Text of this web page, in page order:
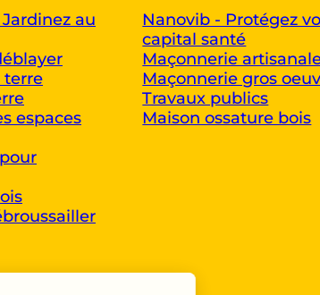
au
terre
espaces
Nanovib - Protégez
capital santé
Maçonnerie
Maçonnerie gros
Travaux publics
Maison ossature bois